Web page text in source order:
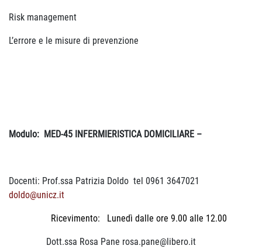
Risk management
L’errore e le misure di prevenzione
Modulo: MED-45 INFERMIERISTICA DOMICILIARE –
Docenti: Prof.ssa Patrizia Doldo tel 0961 3647021
doldo@unicz.it
Ricevimento: Lunedì dalle ore 9.00 alle 12.00
Dott.ssa Rosa Pane rosa.pane@libero.it